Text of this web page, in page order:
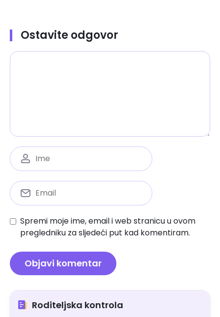
Ostavite odgovor
Spremi moje ime, email i web stranicu u ovom
pregledniku za sljedeći put kad komentiram.
Roditeljska kontrola